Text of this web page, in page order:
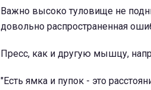
Важно высоко туловище не
довольно распространенная
Пресс, как и другую мышцу,
"Есть ямка и пупок - это